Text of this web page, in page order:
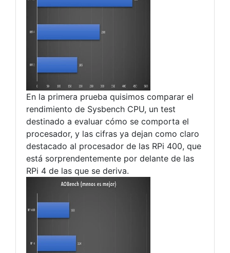
En la primera prueba quisimos comparar el
rendimiento de Sysbench CPU, un test
destinado a evaluar cómo se comporta el
procesador, y las cifras ya dejan como claro
destacado al procesador de las RPi 400, que
está sorprendentemente por delante de las
RPi 4 de las que se deriva.